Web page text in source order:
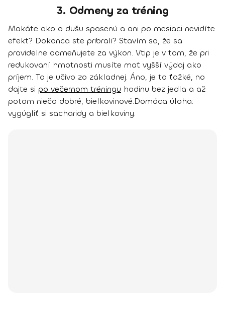
3. Odmeny za tréning
Makáte ako o dušu spasenú a ani po mesiaci nevidíte
efekt? Dokonca ste pribrali? Stavím sa, že sa
pravidelne odmeňujete za výkon. Vtip je v tom, že pri
redukovaní hmotnosti musíte mať vyšší výdaj ako
príjem. To je učivo zo základnej. Áno, je to ťažké, no
dajte si po večernom tréningu hodinu bez jedla a až
potom niečo dobré, bielkovinové.Domáca úloha:
vygúgliť si sacharidy a bielkoviny.